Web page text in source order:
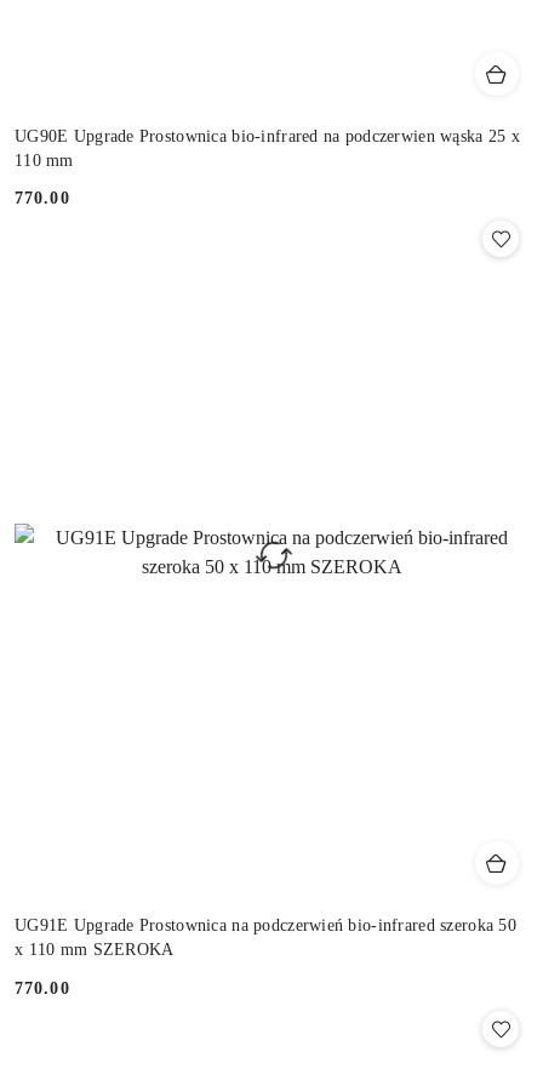
UG90E Upgrade Prostownica bio-infrared na podczerwien wąska 25 x
110 mm
Cena:
770.00
UG91E Upgrade Prostownica na podczerwień bio-infrared szeroka 50
x 110 mm SZEROKA
Cena:
770.00